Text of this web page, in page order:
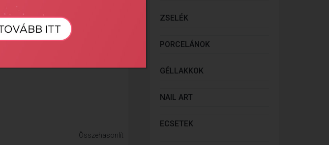
Összehasonlít
ZSELÉK
PORCELÁNOK
GÉLLAKKOK
NAIL ART
ECSETEK